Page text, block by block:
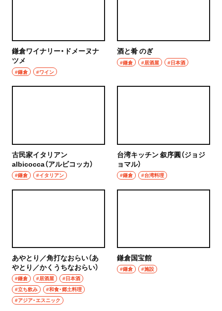
鎌倉ワイナリー・ドメーヌナ
ツメ
#鎌倉 #ワイン
酒と肴 のぎ
#鎌倉 #居酒屋 #日本酒
古民家イタリアン
albicocca（アルビコッカ）
#鎌倉 #イタリアン
台湾キッチン 叙序圓（ジョジ
ョマル）
#鎌倉 #台湾料理
あやとり／角打なおらい（あ
やとり／かくうちなおらい）
#鎌倉 #居酒屋
#日本酒
#立ち飲み
#和食・郷土料理
#アジア・エスニック
鎌倉国宝館
#鎌倉 #施設